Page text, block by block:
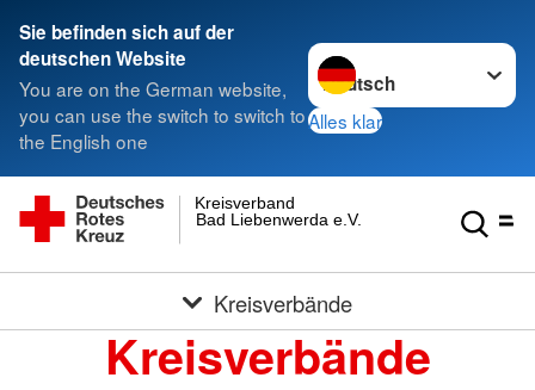
Sie befinden sich auf der
deutschen Website
You are on the German website,
you can use the switch to switch to
the English one
Sprache wechseln zu
Alles klar
Bad Liebenwerda e.V.
Kreisverband
Kreisverbände
Kreisverbände